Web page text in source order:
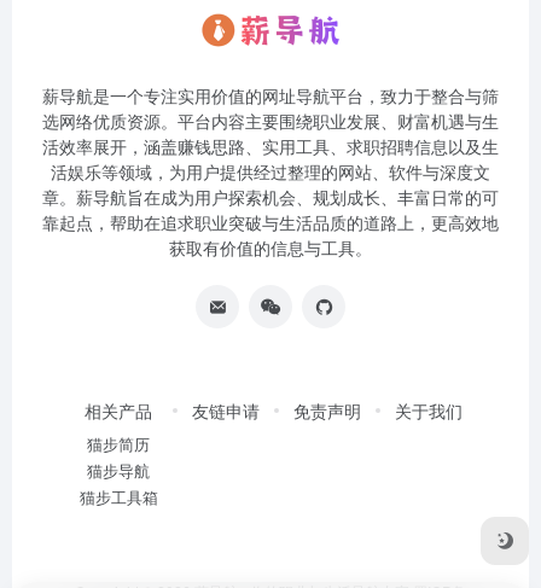
薪导航是一个专注实用价值的网址导航平台，致力于整合与筛
选网络优质资源。平台内容主要围绕职业发展、财富机遇与生
活效率展开，涵盖赚钱思路、实用工具、求职招聘信息以及生
活娱乐等领域，为用户提供经过整理的网站、软件与深度文
章。薪导航旨在成为用户探索机会、规划成长、丰富日常的可
靠起点，帮助在追求职业突破与生活品质的道路上，更高效地
获取有价值的信息与工具。
相关产品
猫步简历
猫步导航
猫步工具箱
友链申请 免责声明 关于我们